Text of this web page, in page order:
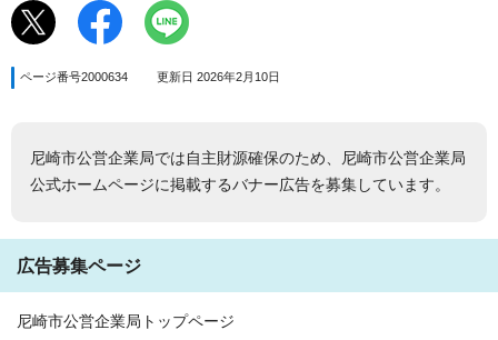
ページ番号2000634 更新日 2026年2月10日
尼崎市公営企業局では自主財源確保のため、尼崎市公営企業局
公式ホームページに掲載するバナー広告を募集しています。
広告募集ページ
尼崎市公営企業局トップページ